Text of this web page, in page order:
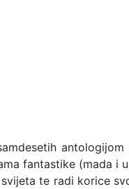
fantastike (mada i
te radi korice